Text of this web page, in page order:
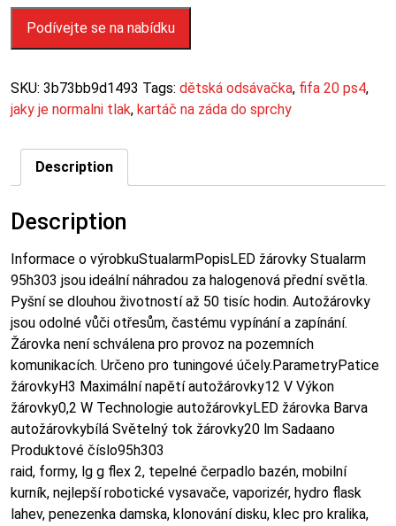
Podívejte se na nabídku
SKU: 3b73bb9d1493 Tags: dětská odsávačka, fifa 20 ps4,
jaky je normalni tlak, kartáč na záda do sprchy
Description
Description
Informace o výrobkuStualarmPopisLED žárovky Stualarm
95h303 jsou ideální náhradou za halogenová přední světla.
Pyšní se dlouhou životností až 50 tisíc hodin. Autožárovky
jsou odolné vůči otřesům, častému vypínání a zapínání.
Žárovka není schválena pro provoz na pozemních
komunikacích. Určeno pro tuningové účely.ParametryPatice
žárovkyH3 Maximální napětí autožárovky12 V Výkon
žárovky0,2 W Technologie autožárovkyLED žárovka Barva
autožárovkybílá Světelný tok žárovky20 lm Sadaano
Produktové číslo95h303
raid, formy, lg g flex 2, tepelné čerpadlo bazén, mobilní
kurník, nejlepší robotické vysavače, vaporizér, hydro flask
lahev, penezenka damska, klonování disku, klec pro kralika,